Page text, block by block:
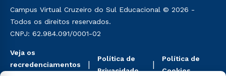
mencionadas são referentes aos cursos: Ensino
Religioso, Geografia para a Docência e Metodologia
do Ensino de História: Questões Atuais.
Campus Virtual Cruzeiro do Sul Educacional © 2026 -
Todos os direitos reservados.
CNPJ: 62.984.091/0001-02
Veja os
recredenciamentos
Política de
Privacidade
Política de
Cookies